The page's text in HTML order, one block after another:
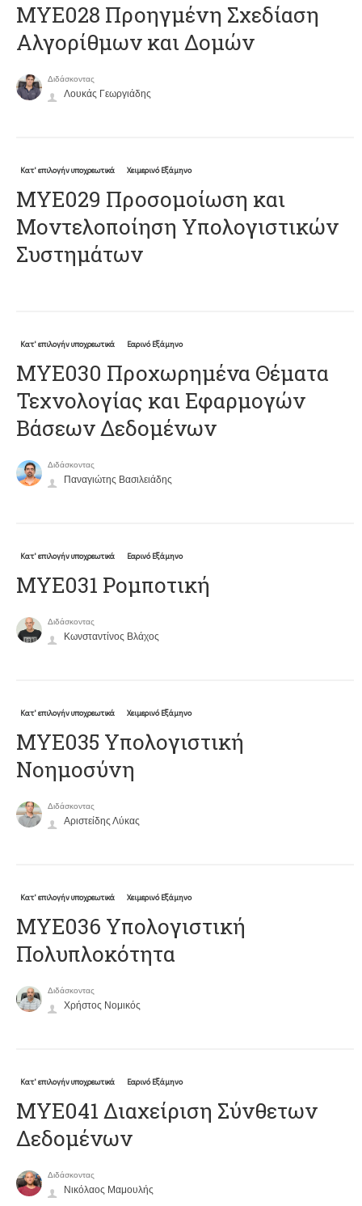
ΜΥΕ028 Προηγμένη Σχεδίαση
Αλγορίθμων και Δομών
Διδάσκοντας
Λουκάς Γεωργιάδης
Κατ' επιλογήν υποχρεωτικά Χειμερινό Εξάμηνο
ΜΥΕ029 Προσομοίωση και
Μοντελοποίηση Υπολογιστικών
Συστημάτων
Κατ' επιλογήν υποχρεωτικά Εαρινό Εξάμηνο
ΜΥΕ030 Προχωρημένα Θέματα
Τεχνολογίας και Εφαρμογών
Βάσεων Δεδομένων
Διδάσκοντας
Παναγιώτης Βασιλειάδης
Κατ' επιλογήν υποχρεωτικά Εαρινό Εξάμηνο
ΜΥΕ031 Ρομποτική
Διδάσκοντας
Κωνσταντίνος Βλάχος
Κατ' επιλογήν υποχρεωτικά Χειμερινό Εξάμηνο
ΜΥΕ035 Υπολογιστική
Νοημοσύνη
Διδάσκοντας
Αριστείδης Λύκας
Κατ' επιλογήν υποχρεωτικά Χειμερινό Εξάμηνο
ΜΥΕ036 Υπολογιστική
Πολυπλοκότητα
Διδάσκοντας
Χρήστος Νομικός
Κατ' επιλογήν υποχρεωτικά Εαρινό Εξάμηνο
ΜΥΕ041 Διαχείριση Σύνθετων
Δεδομένων
Διδάσκοντας
Νικόλαος Μαμουλής